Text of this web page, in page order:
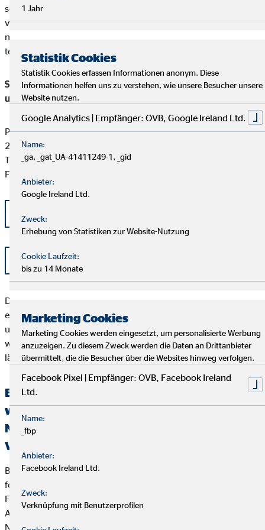
sofern die Kundenbeschwerde Versicherungsprodukte betrifft,
verpflichtet, an einem Streitbeilegungsverfahren vor der
nachstehenden anerkannten Verbraucherschlichtungsstelle
teilzunehmen:
Schlichtungsstelle für gewerbliche Versicherungs-, Anlage-
und Kreditvermittlung
Postfach 101424
20009 Hamburg
Tel: +49 (0) 40 -696 508 - 90
Fax: +49 (0) 40 - 696 508 -91
kontakt@schlichtung-finanzberatung.de
www.schlichtung-finanzberatung.de
Der Kunde sollte beachten, dass das Schlichtungsverfahren
erst angerufen werden kann, wenn seiner Beschwerde durch
unser Unternehmen nicht zu seiner Zufriedenheit abgeholfen
werden konnte, oder unser Unternehmen seine Beschwerde
länger als zwei Monate nicht bearbeitet hat.
Erklärung über die Berücksichtigung der
wichtigsten nachteiligen Auswirkungen auf
Nachhaltigkeitsfaktoren bei der
Versicherungs- und Finanzanlagenberatung
Bei der Beratung zu Versicherungsanlageprodukten (z.B.
fondsgebundenen Lebens- und Rentenversicherungen) und
Finanzanlageprodukten verfolgt die OVB Vermögensberatung
AG die folgende Strategie zur Berücksichtigung von
Nachhaltigkeitsaspekten wie Umwelt (Environment), Soziales
1 Jahr
Statistik Cookies
Statistik Cookies erfassen Informationen anonym. Diese
Informationen helfen uns zu verstehen, wie unsere Besucher unsere
Website nutzen.
Google Analytics | Empfänger: OVB, Google Ireland Ltd.
Name:
_ga, _gat_UA-41411249-1, _gid
Anbieter:
Google Ireland Ltd.
Zweck:
Erhebung von Statistiken zur Website-Nutzung
Cookie Laufzeit:
bis zu 14 Monate
Marketing Cookies
Marketing Cookies werden eingesetzt, um personalisierte Werbung
anzuzeigen. Zu diesem Zweck werden die Daten an Drittanbieter
übermittelt, die die Besucher über die Websites hinweg verfolgen.
Facebook Pixel | Empfänger: OVB, Facebook Ireland
Ltd.
Name:
_fbp
Anbieter:
Facebook Ireland Ltd.
Zweck:
Verknüpfung mit Benutzerprofilen